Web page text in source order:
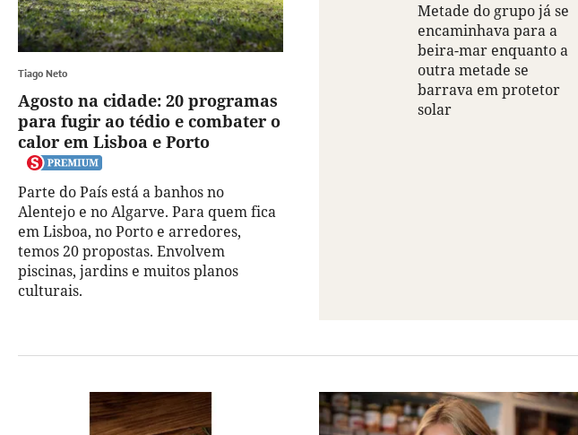
Tiago Neto
Agosto na cidade: 20 programas
para fugir ao tédio e combater o
calor em Lisboa e Porto
Parte do País está a banhos no
Alentejo e no Algarve. Para quem fica
em Lisboa, no Porto e arredores,
temos 20 propostas. Envolvem
piscinas, jardins e muitos planos
culturais.
Metade do grupo já se
encaminhava para a
beira-mar enquanto a
outra metade se
barrava em protetor
solar